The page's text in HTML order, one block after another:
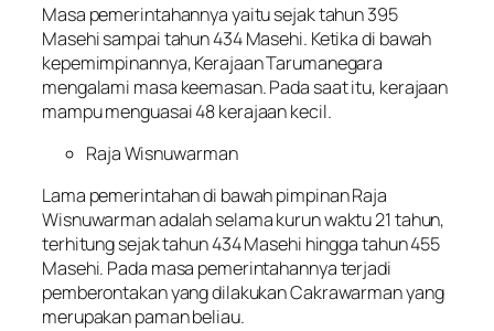
Masa pemerintahannya yaitu sejak tahun 395
Masehi sampai tahun 434 Masehi. Ketika di bawah
kepemimpinannya, Kerajaan Tarumanegara
mengalami masa keemasan. Pada saat itu, kerajaan
mampu menguasai 48 kerajaan kecil.
Raja Wisnuwarman
Lama pemerintahan di bawah pimpinan Raja
Wisnuwarman adalah selama kurun waktu 21 tahun,
terhitung sejak tahun 434 Masehi hingga tahun 455
Masehi. Pada masa pemerintahannya terjadi
pemberontakan yang dilakukan Cakrawarman yang
merupakan paman beliau.